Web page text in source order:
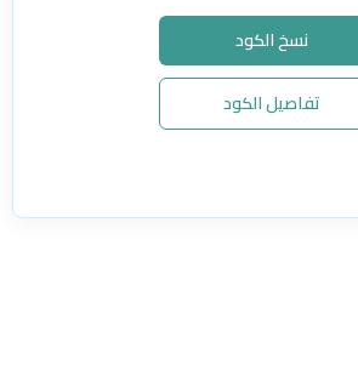
نسخ الكود
تفاصيل الكود